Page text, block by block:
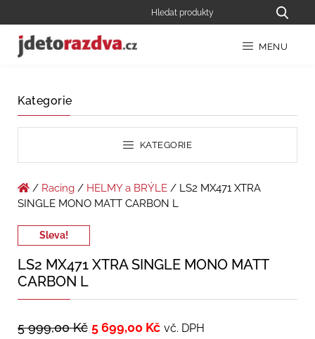
MENU
Kategorie
KATEGORIE
/ Racing / HELMY a BRÝLE / LS2 MX471 XTRA
SINGLE MONO MATT CARBON L
Sleva!
LS2 MX471 XTRA SINGLE MONO MATT
CARBON L
5 999,00Kč 5 699,00 Kč vč. DPH